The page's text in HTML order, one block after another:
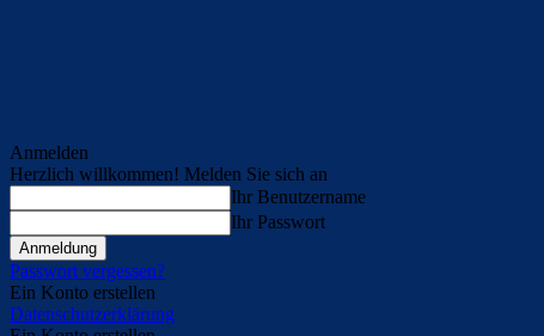
Anmelden
Herzlich willkommen! Melden Sie sich an
Ihr Benutzername
Ihr Passwort
Passwort vergessen?
Ein Konto erstellen
Datenschutzerklärung